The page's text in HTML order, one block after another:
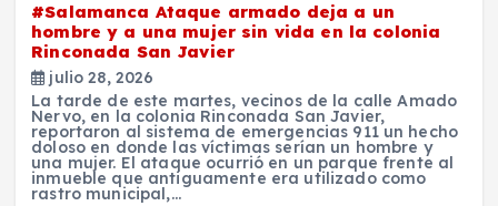
#Salamanca Ataque armado deja a un
hombre y a una mujer sin vida en la colonia
Rinconada San Javier
julio 28, 2026
La tarde de este martes, vecinos de la calle Amado
Nervo, en la colonia Rinconada San Javier,
reportaron al sistema de emergencias 911 un hecho
doloso en donde las víctimas serían un hombre y
una mujer. El ataque ocurrió en un parque frente al
inmueble que antiguamente era utilizado como
rastro municipal,…